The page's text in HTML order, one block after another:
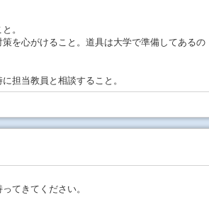
。
を心がけること。道具は大学で準備してあるの
担当教員と相談すること。
てきてください。